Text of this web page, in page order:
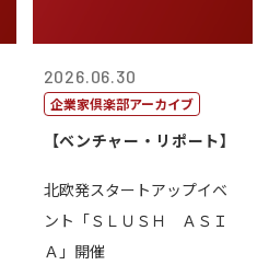
2026.06.30
企業家倶楽部アーカイブ
【ベンチャー・リポート】
北欧発スタートアップイベ
ント「ＳＬＵＳＨ ＡＳＩ
Ａ」開催